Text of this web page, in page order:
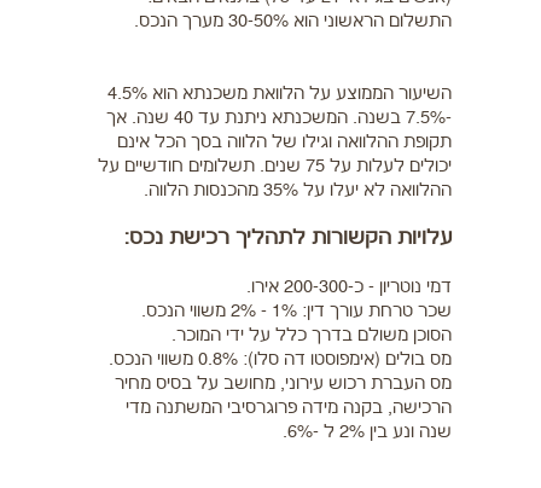
התשלום הראשוני הוא 30-50% מערך הנכס.
השיעור הממוצע על הלוואת משכנתא הוא 4.5%
-7.5% בשנה. המשכנתא ניתנת עד 40 שנה. אך
תקופת ההלוואה וגילו של הלווה בסך הכל אינם
יכולים לעלות על 75 שנים. תשלומים חודשיים על
ההלוואה לא יעלו על 35% מהכנסות הלווה.
עלויות הקשורות לתהליך רכישת נכס:
דמי נוטריון - כ-200-300 אירו.
שכר טרחת עורך דין: 1% - 2% משווי הנכס.
הסוכן משולם בדרך כלל על ידי המוכר.
מס בולים (אימפוסטו דה סלו): 0.8% משווי הנכס.
מס העברת רכוש עירוני, מחושב על בסיס מחיר
הרכישה, בקנה מידה פרוגרסיבי המשתנה מדי
שנה ונע בין 2% ל -6%.